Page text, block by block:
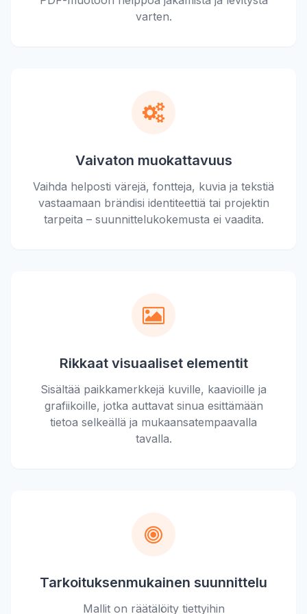
varten.
Vaivaton muokattavuus
Vaihda helposti värejä, fontteja, kuvia ja tekstiä
vastaamaan brändisi identiteettiä tai projektin
tarpeita – suunnittelukokemusta ei vaadita.
Rikkaat visuaaliset elementit
Sisältää paikkamerkkejä kuville, kaavioille ja
grafiikoille, jotka auttavat sinua esittämään
tietoa selkeällä ja mukaansatempaavalla
tavalla.
Tarkoituksenmukainen suunnittelu
Mallit on räätälöity tiettyihin